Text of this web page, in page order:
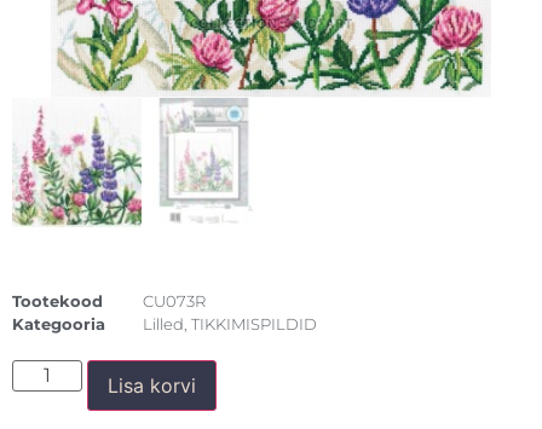
Tootekood
CU073R
Kategooria
Lilled TIKKIMISPILDID
Lisa korvi